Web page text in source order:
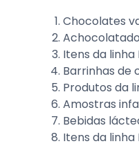
Chocolates
Itens da linha
Barrinhas de
Produtos da
Amostras
Bebidas
Itens da